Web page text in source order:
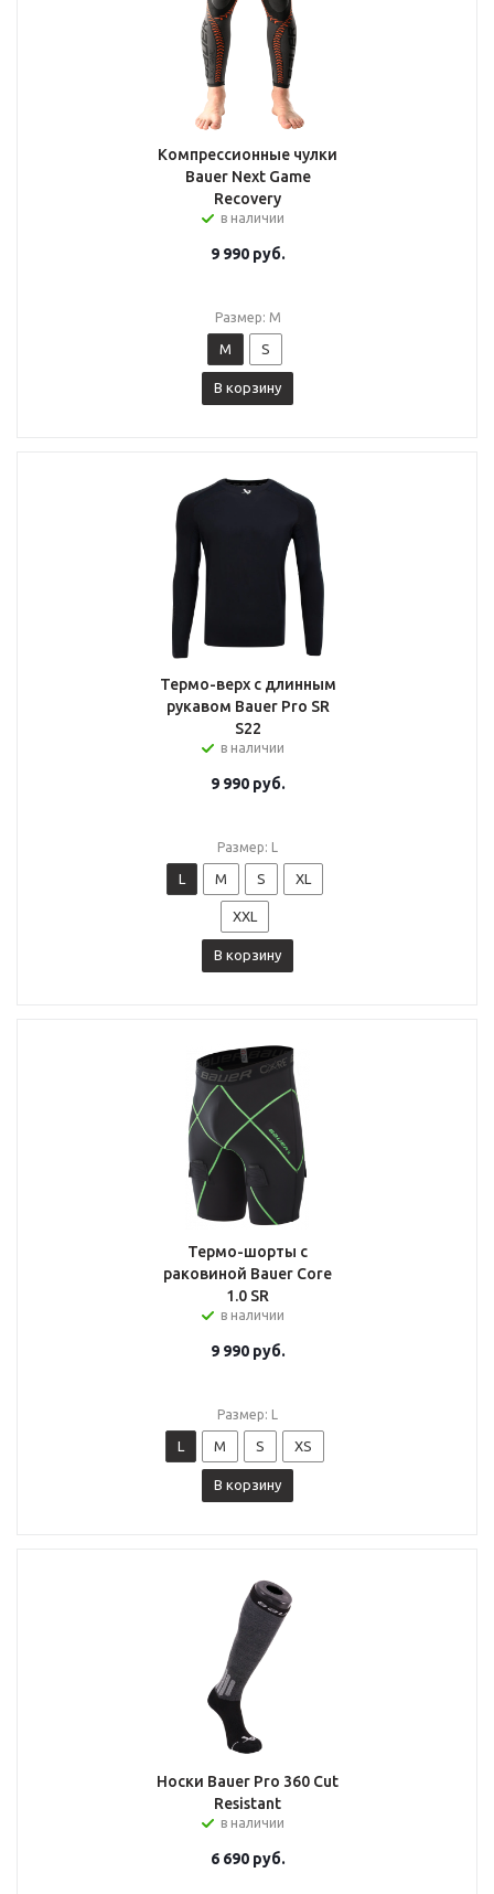
Компрессионные чулки
Bauer Next Game
Recovery
в наличии
9 990руб.
Размер: M
M S
В корзину
Термо-верх с длинным
рукавом Bauer Pro SR
S22
в наличии
9 990руб.
Размер: L
L M S XL
XXL
В корзину
Термо-шорты с
раковиной Bauer Core
1.0 SR
в наличии
9 990руб.
Размер: L
L M S XS
В корзину
Носки Bauer Pro 360 Cut
Resistant
в наличии
6 690руб.